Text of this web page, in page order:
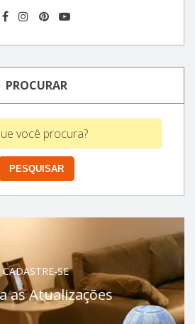
PROCURAR
CADASTRE-SE
as Atualizações